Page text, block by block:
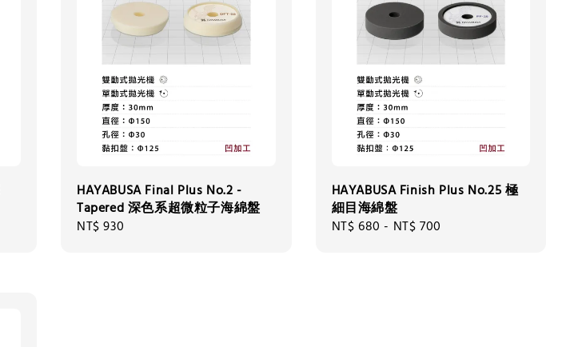
HAYABUSA Final Plus No.2 -
Tapered 深色系超微粒子海綿盤
Regular
NT$ 930
HAYABUSA Finish Plus No.25 極
細目海綿盤
Regular
NT$ 680 - NT$ 700